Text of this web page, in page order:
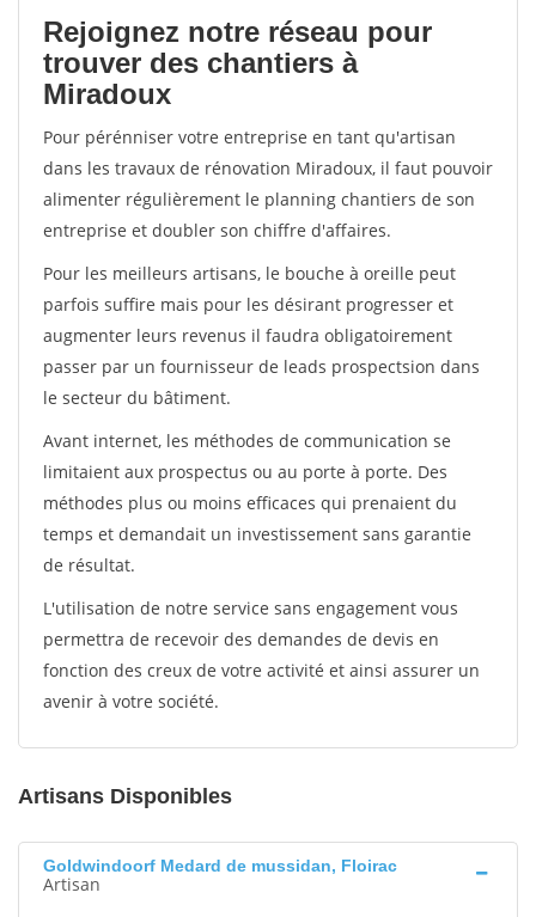
Rejoignez notre réseau pour
trouver des chantiers à
Miradoux
Pour pérénniser votre entreprise en tant qu'artisan
dans les travaux de rénovation Miradoux, il faut pouvoir
alimenter régulièrement le planning chantiers de son
entreprise et doubler son chiffre d'affaires.
Pour les meilleurs artisans, le bouche à oreille peut
parfois suffire mais pour les désirant progresser et
augmenter leurs revenus il faudra obligatoirement
passer par un fournisseur de leads prospectsion dans
le secteur du bâtiment.
Avant internet, les méthodes de communication se
limitaient aux prospectus ou au porte à porte. Des
méthodes plus ou moins efficaces qui prenaient du
temps et demandait un investissement sans garantie
de résultat.
L'utilisation de notre service sans engagement vous
permettra de recevoir des demandes de devis en
fonction des creux de votre activité et ainsi assurer un
avenir à votre société.
Artisans Disponibles
Goldwindoorf Medard de mussidan, Floirac
Artisan